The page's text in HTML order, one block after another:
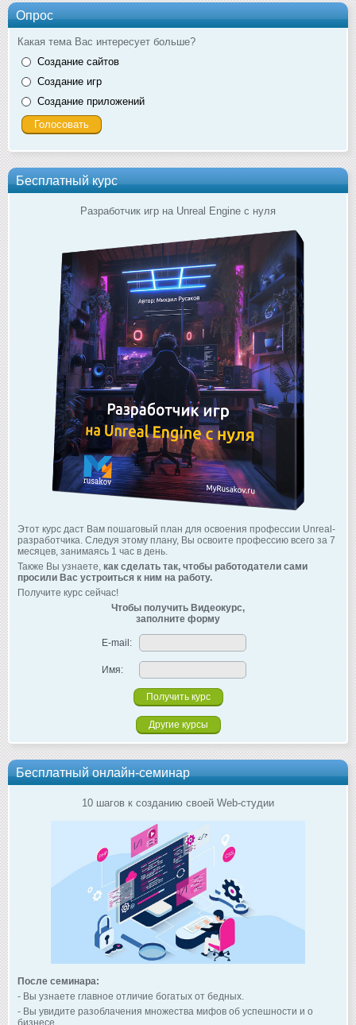
Опрос
Какая тема Вас интересует больше?
Создание сайтов
Создание игр
Создание приложений
Бесплатный курс
Разработчик игр на Unreal Engine с нуля
Этот курс даст Вам пошаговый план для освоения профессии Unreal-
разработчика. Следуя этому плану, Вы освоите профессию всего за 7
месяцев, занимаясь 1 час в день.
Также Вы узнаете, как сделать так, чтобы работодатели сами
просили Вас устроиться к ним на работу.
Получите курс сейчас!
Чтобы получить Видеокурс,
заполните форму
E-mail:
Имя:
Другие курсы
Бесплатный онлайн-семинар
10 шагов к созданию своей Web-студии
После семинара:
- Вы узнаете главное отличие богатых от бедных.
- Вы увидите разоблачения множества мифов об успешности и о
бизнесе.